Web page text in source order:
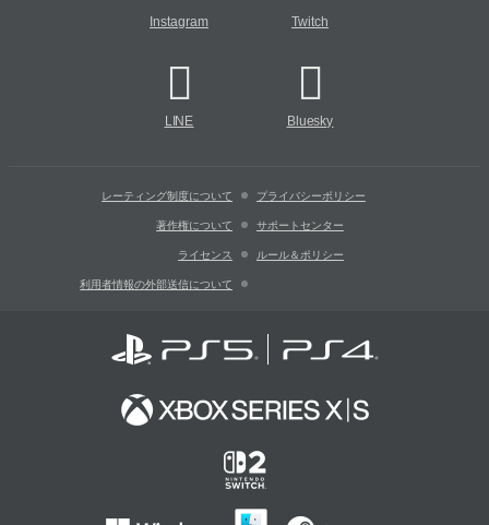
Instagram Twitch
LINE Bluesky
レーティング制度について プライバシーポリシー
著作権について サポートセンター
ライセンス ルール＆ポリシー
利用者情報の外部送信について